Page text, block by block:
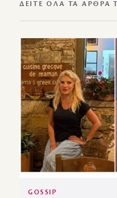
ΔΕΊΤΕ ΌΛΑ ΤΑ ΆΡΘΡΑ
GOSSIP